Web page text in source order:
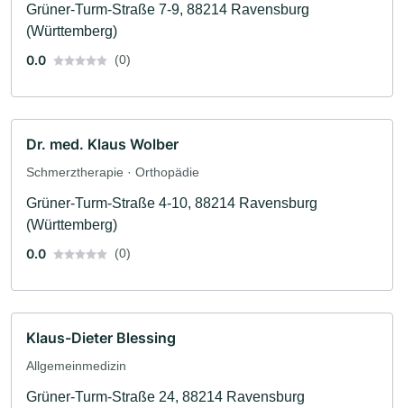
Grüner-Turm-Straße 7-9, 88214 Ravensburg
(Württemberg)
0.0
(0)
Dr. med. Klaus Wolber
Schmerztherapie · Orthopädie
Grüner-Turm-Straße 4-10, 88214 Ravensburg
(Württemberg)
0.0
(0)
Klaus-Dieter Blessing
Allgemeinmedizin
Grüner-Turm-Straße 24, 88214 Ravensburg